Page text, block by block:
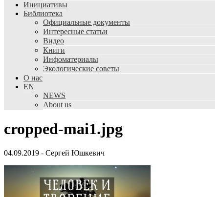
Инициативы
Библиотека
Официальные документы
Интересные статьи
Видео
Книги
Инфоматериалы
Экологические советы
О нас
EN
NEWS
About us
cropped-mai1.jpg
04.09.2019 - Сергей Юшкевич